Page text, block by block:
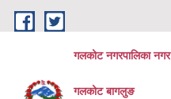
Skip to main content
गलकोट नगरपालिका नगर
गलकोट बागलुङ